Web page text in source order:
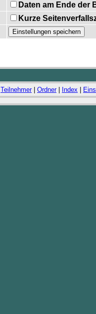
Daten am Ende der
Kurze
Teilnehmer| Ordner| Index